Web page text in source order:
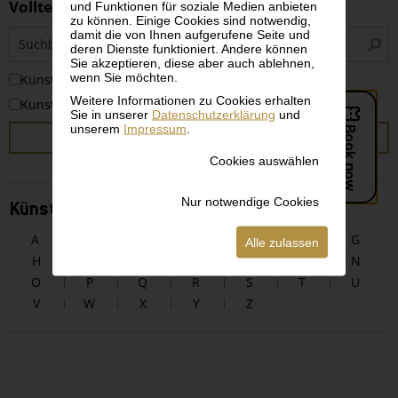
und Funktionen für soziale Medien anbieten
zu können. Einige Cookies sind notwendig,
damit die von Ihnen aufgerufene Seite und
deren Dienste funktioniert. Andere können
Sie akzeptieren, diese aber auch ablehnen,
wenn Sie möchten.
Weitere Informationen zu Cookies erhalten
Sie in unserer Datenschutzerklärung und
unserem Impressum
Cookies auswählen
Nur notwendige Cookies
Alle zulassen
Volltextsuche
KünstlerInnen
Kunstwerke
SUCHEN
KünstlerInnen alphabetisch
A E F
G
H
L M
N
O
P Q R S T
U
V
W X Y Z